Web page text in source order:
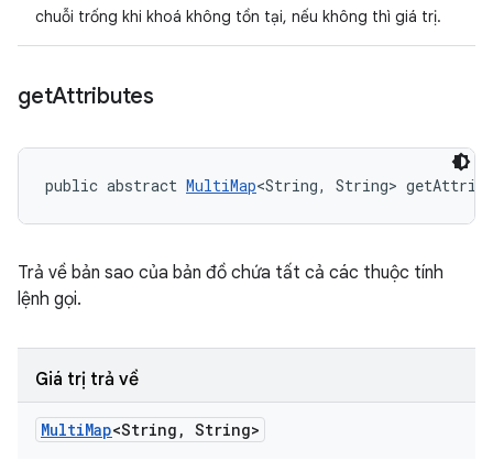
chuỗi trống khi khoá không tồn tại, nếu không thì giá trị.
getAttributes
public abstract MultiMap<String, String>
Trả về bản sao của bản đồ chứa tất cả các thuộc tính
lệnh gọi.
Giá trị trả về
MultiMap<String , String>